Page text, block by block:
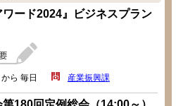
ワード2024』ビジネスプラン
ら 毎日 産業振興課